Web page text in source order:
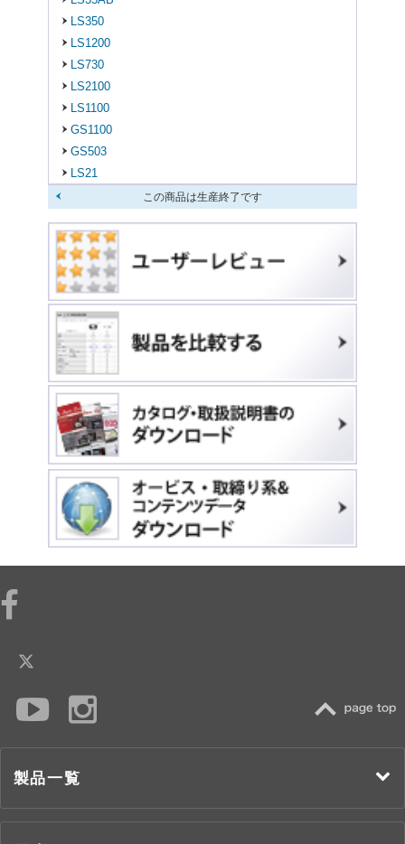
LS350
LS1200
LS730
LS2100
LS1100
GS1100
GS503
LS21
この商品は生産終了です
製品一覧